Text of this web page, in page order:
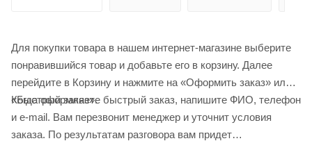
Для покупки товара в нашем интернет-магазине выберите
понравившийся товар и добавьте его в корзину. Далее
перейдите в Корзину и нажмите на «Оформить заказ» или
«Быстрый заказ».
Когда оформляете быстрый заказ, напишите ФИО, телефон
и e-mail. Вам перезвонит менеджер и уточнит условия
заказа. По результатам разговора вам придет